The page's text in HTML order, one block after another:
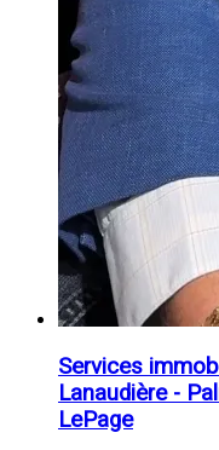
Services
Lanaudière -
LePage